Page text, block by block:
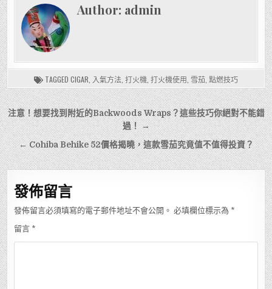
Author: admin
TAGGED CIGAR 入氣方法 打火機 打火機使用 雪茄 點燃技巧
文
章
導
覽
注意！想要找到附近的Backwoods Wraps？這些技巧你絕對不能錯
過！ →
← Cohiba Behike 52價格揭曉，這款雪茄究竟值不值得投資？
發佈留言
發佈留言必須填寫的電子郵件地址不會公開。 必填欄位標示為 *
留言 *